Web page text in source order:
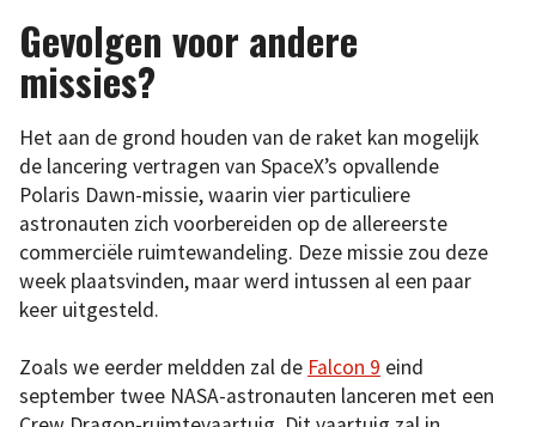
Gevolgen voor andere
missies?
Het aan de grond houden van de raket kan mogelijk
de lancering vertragen van SpaceX’s opvallende
Polaris Dawn-missie, waarin vier particuliere
astronauten zich voorbereiden op de allereerste
commerciële ruimtewandeling. Deze missie zou deze
week plaatsvinden, maar werd intussen al een paar
keer uitgesteld.
Zoals we eerder meldden zal de Falcon 9 eind
september twee NASA-astronauten lanceren met een